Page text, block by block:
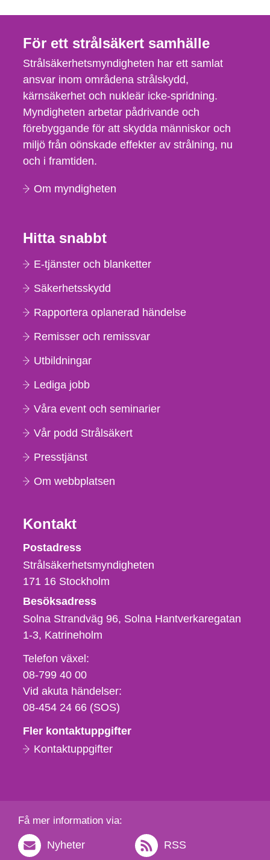
För ett strålsäkert samhälle
Strålsäkerhetsmyndigheten har ett samlat
ansvar inom områdena strålskydd,
kärnsäkerhet och nukleär icke-spridning.
Myndigheten arbetar pådrivande och
förebyggande för att skydda människor och
miljö från oönskade effekter av strålning, nu
och i framtiden.
Om myndigheten
Hitta snabbt
E-tjänster och blanketter
Säkerhetsskydd
Rapportera oplanerad händelse
Remisser och remissvar
Utbildningar
Lediga jobb
Våra event och seminarier
Vår podd Strålsäkert
Presstjänst
Om webbplatsen
Kontakt
Strålsäkerhetsmyndigheten
Postadress
Strålsäkerhetsmyndigheten
171 16 Stockholm
Besöksadress
Solna Strandväg 96, Solna Hantverkaregatan
1-3 Katrineholm
Telefon,
fax
och
e-
Telefon växel:
08-799 40 00
Vid akuta händelser:
08-454 24 66 (SOS)
Fler kontaktuppgifter
Kontaktuppgifter
Få mer information via:
Nyheter RSS